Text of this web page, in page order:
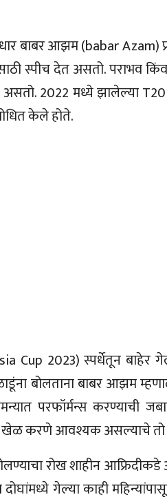
बाबर आझम (babar
स्पीच देत असतो. पराभव
2022 मध्ये झालेल्या
केले होते.
Cup 2023) स्पर्धेतून बाहेर
बोलताना बाबर आझम
परफॉर्मन्स करण्याची
खेळ करणे आवश्यक असल्याचे तो
रोख शाहीन
दोघांमध्ये गेल्या काही